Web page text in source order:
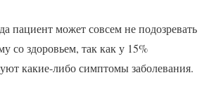
пациент может совсем не подозревать
со здоровьем, так как у 15%
какие-либо симптомы заболевания.